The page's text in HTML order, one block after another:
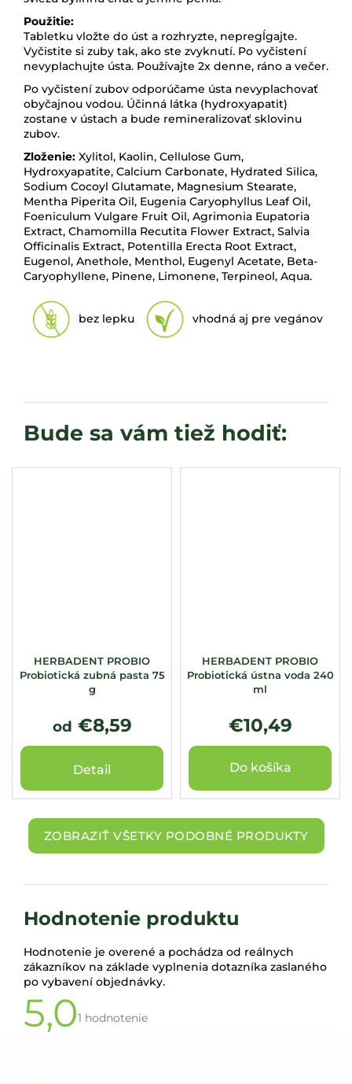
Použitie:
Tabletku vložte do úst a rozhryzte, nepregĺgajte.
Vyčistite si zuby tak, ako ste zvyknutí. Po vyčistení
nevyplachujte ústa. Používajte 2x denne, ráno a večer.
Po vyčistení zubov odporúčame ústa nevyplachovať
obyčajnou vodou. Účinná látka (hydroxyapatit)
zostane v ústach a bude remineralizovať sklovinu
zubov.
Zloženie: Xylitol, Kaolin, Cellulose Gum,
Hydroxyapatite, Calcium Carbonate, Hydrated Silica,
Sodium Cocoyl Glutamate, Magnesium Stearate,
Mentha Piperita Oil, Eugenia Caryophyllus Leaf Oil,
Foeniculum Vulgare Fruit Oil, Agrimonia Eupatoria
Extract, Chamomilla Recutita Flower Extract, Salvia
Officinalis Extract, Potentilla Erecta Root Extract,
Eugenol, Anethole, Menthol, Eugenyl Acetate, Beta-
Caryophyllene, Pinene, Limonene, Terpineol, Aqua.
bez lepku vhodná aj pre vegánov
HERBADENT PROBIO
Probiotická zubná pasta 75
g
od €8,59
Detail
HERBADENT PROBIO
Probiotická ústna voda 240
ml
€10,49
Do košíka
ZOBRAZIŤ VŠETKY PODOBNÉ PRODUKTY
Hodnotenie produktu
Hodnotenie je overené a pochádza od reálnych
zákazníkov na základe vyplnenia dotazníka zaslaného
po vybavení objednávky.
5,0hodnotenie
1 hodnotenie